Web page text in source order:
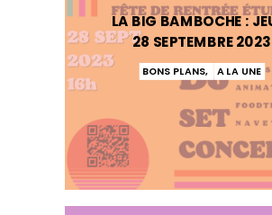
LA BIG BAMBOCHE :
28 SEPTEMBRE 2023
BONS PLANS, A LA UNE